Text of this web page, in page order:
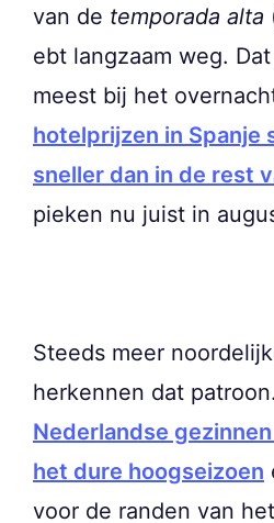
van de temporada alta
ebt langzaam weg.
meest bij het
hotelprijzen in Spanje
sneller dan in de rest
pieken nu juist in
Steeds meer
herkennen dat
Nederlandse
het dure hoogseizoen
voor de randen van